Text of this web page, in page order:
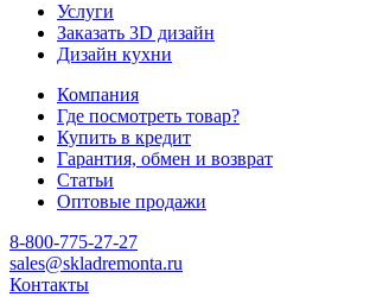
Услуги
Заказать 3D дизайн
Дизайн кухни
Компания
Где посмотреть товар?
Купить в кредит
Гарантия, обмен и возврат
Статьи
Оптовые продажи
8-800-775-27-27
sales@skladremonta.ru
Контакты